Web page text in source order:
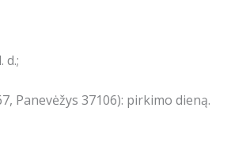
d.;
Panevėžys 37106): pirkimo dieną.